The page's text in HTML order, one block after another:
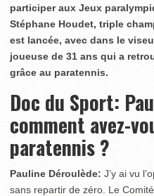
participer aux Jeux
Stéphane Houdet, triple
est lancée, avec dans le
joueuse de 31 ans qui a
grâce au paratennis.
Doc du Sport:
comment avez-
paratennis ?
Pauline Déroulède: J’y ai vu
sans repartir de zéro. Le